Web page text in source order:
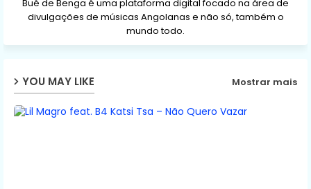
Bué de Benga é uma plataforma digital focado na área de
divulgações de músicas Angolanas e não só, também o
mundo todo.
YOU MAY LIKE Mostrar mais